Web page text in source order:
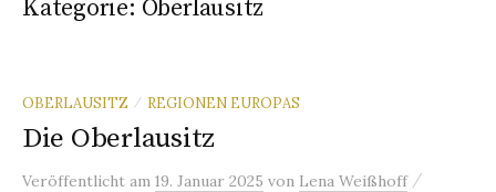
Kategorie: Oberlausitz
OBERLAUSITZ / REGIONEN EUROPAS
Die Oberlausitz
Veröffentlicht am 19. Januar 2025 von Lena Weißhoff /